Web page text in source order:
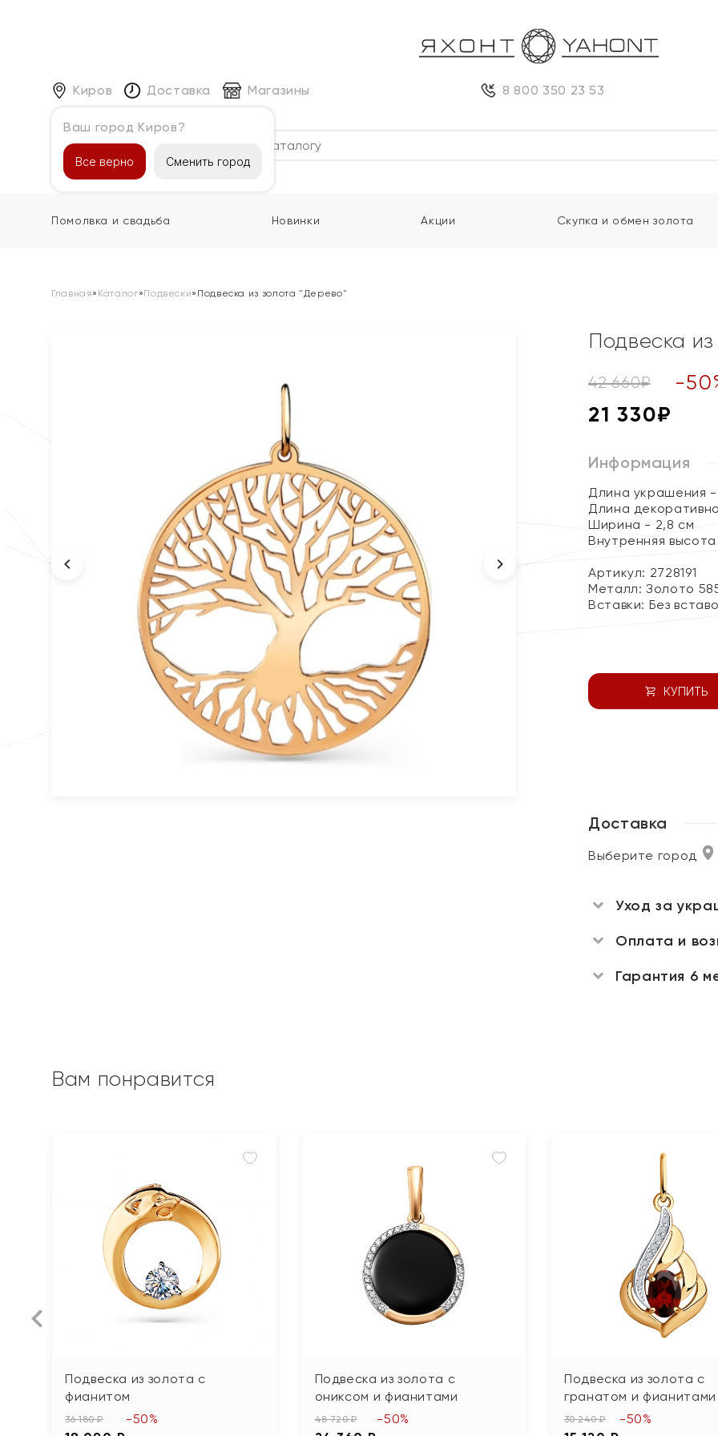
Киров
Ваш город Киров?
Все верно Сменить город
Доставка Магазины 8 800 350 23 53
Каталог
Помолвка и свадьба Новинки Акции Скупка и обмен золота
Главная» Каталог»Подвески» Подвеска из золота "Дерево"
Подвеска
42 660₽ -50
21 330₽
Информация
Длина украшения -
Длина
Ширина - 2,8 см
Внутренняя
Артикул: 2728191
Металл:Золото
Вставки: Без
КУПИТЬ
Доставка
Выберите город
Уход за
Оплата и
Гарантия 6
Вам понравится
Подвеска из золота с
фианитом
36 180 ₽ -50%
Подвеска из золота с
ониксом и фианитами
48 720 ₽ -50%
Подвеска из золота с
гранатом и фианитами
30 240 ₽ -50%